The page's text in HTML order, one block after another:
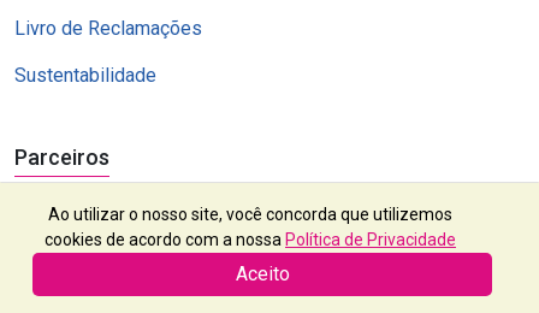
Livro de Reclamações
Sustentabilidade
Parceiros
Ao utilizar o nosso site, você concorda que utilizemos
cookies de acordo com a nossa Política de Privacidade
Aceito